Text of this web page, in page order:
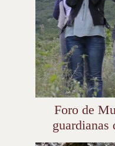
Foro de
guardianas